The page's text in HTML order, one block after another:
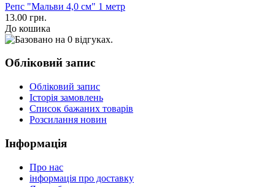
Репс "Мальви 4,0 см" 1 метр
13.00 грн.
До кошика
Обліковий запис
Обліковий запис
Історія замовлень
Список бажаних товарів
Розсилання новин
Інформація
Про нас
інформація про доставку